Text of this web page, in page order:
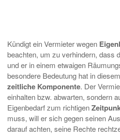
Kündigt ein Vermieter wegen
beachten, um zu verhindern, dass
und er in einem etwaigen
besondere Bedeutung hat in
zeitliche Komponente. Der
einhalten bzw. abwarten, sondern
Eigenbedarf zum richtigen
muss, will er sich gegen seinen
darauf achten, seine Rechte